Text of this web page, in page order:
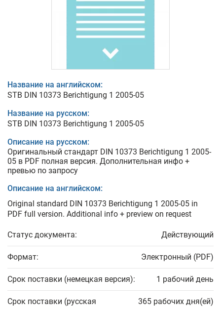
Название на английском:
STB DIN 10373 Berichtigung 1 2005-05
Название на русском:
STB DIN 10373 Berichtigung 1 2005-05
Описание на русском:
Оригинальный стандарт DIN 10373 Berichtigung 1 2005-
05 в PDF полная версия. Дополнительная инфо +
превью по запросу
Описание на английском:
Original standard DIN 10373 Berichtigung 1 2005-05 in
PDF full version. Additional info + preview on request
Статус документа: Действующий
Формат: Электронный (PDF)
Срок поставки (немецкая версия): 1 рабочий день
Срок поставки (русская
365 рабочих дня(ей)